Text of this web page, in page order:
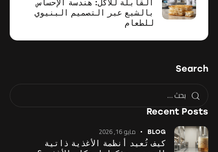
القابلة للأكل: هندسة الإحساس
بالشبع عبر التصميم البنيوي
للطعام
Search
Recent Posts
BLOG مايو 16, 2026
كيف تُعيد أنظمة الأغذية ذاتية